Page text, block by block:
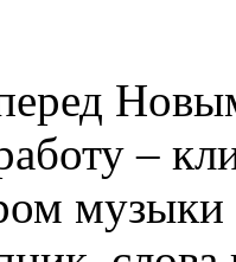
–
музыки